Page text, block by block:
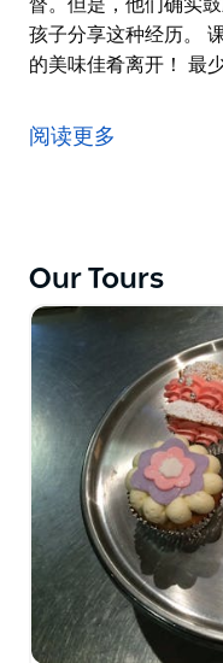
孩子分享这种经历。
的美味佳肴离开！ 最
有创意的烘焙课程。
都将在厨房随时受到
来，这样他们也可以
课程结束时，孩子们
最少六个孩子。
阅读更多
Our Tours